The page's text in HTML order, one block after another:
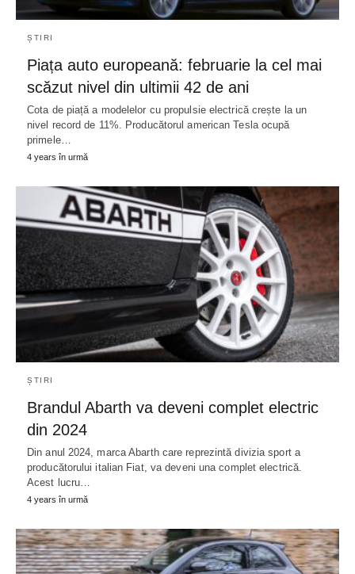
ȘTIRI
Piața auto europeană: februarie la cel mai
scăzut nivel din ultimii 42 de ani
Cota de piață a modelelor cu propulsie electrică crește la un
nivel record de 11%. Producătorul american Tesla ocupă
primele…
4 years în urmă
ȘTIRI
Brandul Abarth va deveni complet electric
din 2024
Din anul 2024, marca Abarth care reprezintă divizia sport a
producătorului italian Fiat, va deveni una complet electrică.
Acest lucru…
4 years în urmă